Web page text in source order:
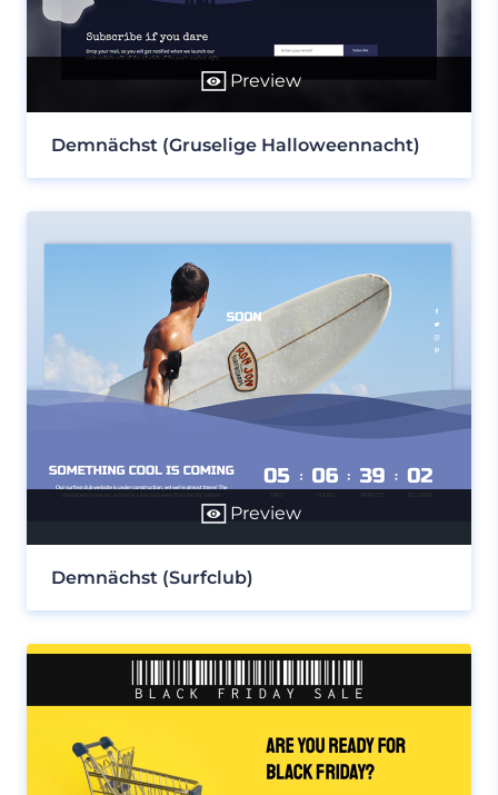
Preview
Demnächst (Gruselige Halloweennacht)
Preview
Demnächst (Surfclub)